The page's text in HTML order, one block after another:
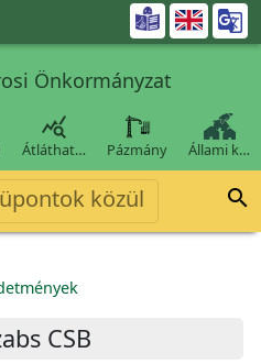

Önkormányzat

Átláthat… Pázmány Állami k…
közül 
CSB